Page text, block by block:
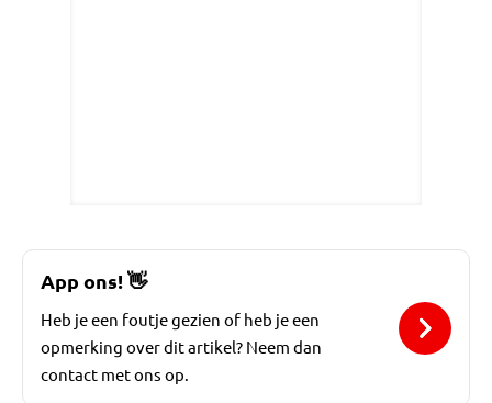
App ons!👋
Heb je een foutje gezien of heb je een
opmerking over dit artikel? Neem dan
contact met ons op.